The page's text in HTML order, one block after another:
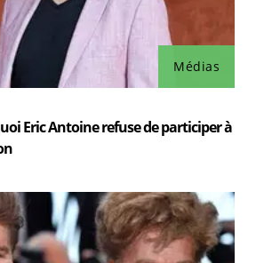
Médias
Eric Antoine refuse de participer à